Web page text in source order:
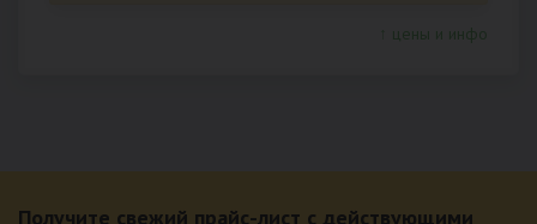
Получите свежий прайс-лист с действующими